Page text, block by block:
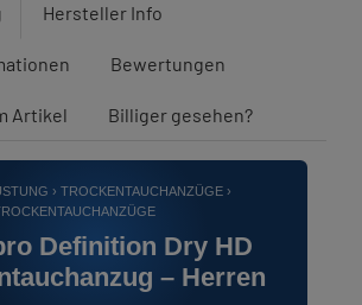
Hersteller Info
Bewertungen
Artikel Billiger gesehen?
› TROCKENTAUCHANZÜGE ›
Definition Dry HD
– Herren